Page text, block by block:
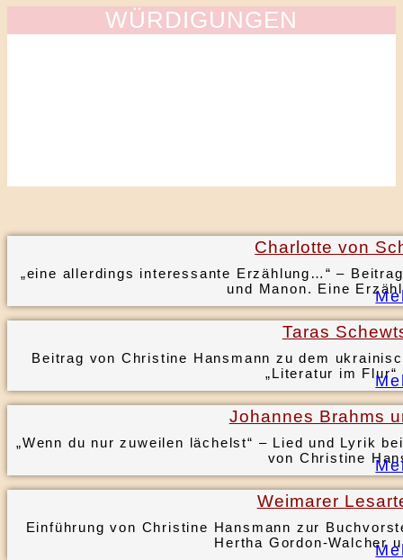
WÜRDIGUNGEN
Charlotte von
„eine allerdings interessante Erzählung…“ –
und Manon. Eine
Taras
Beitrag von Christine Hansmann zu dem
„Literatur im
Johannes Brahms
„Wenn du nur zuweilen lächelst“ – Lied und Lyrik
von Christine
Weimarer
Einführung von Christine Hansmann zur
Hertha Gordon-Walcher